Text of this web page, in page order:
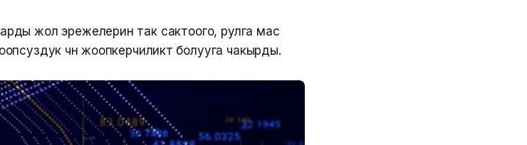
жол эрежелерин так сактоого, рулга мас
үчүн жоопкерчиликтүү болууга чакырды.